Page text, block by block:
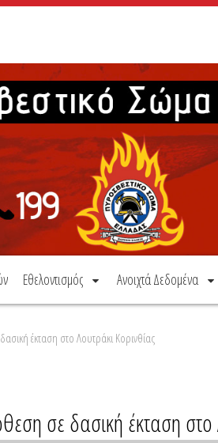
Εθελοντισμός Ανοιχτά Δεδομένα
έκταση στο Λουτράκι Κορινθίας
σε δασική έκταση στο